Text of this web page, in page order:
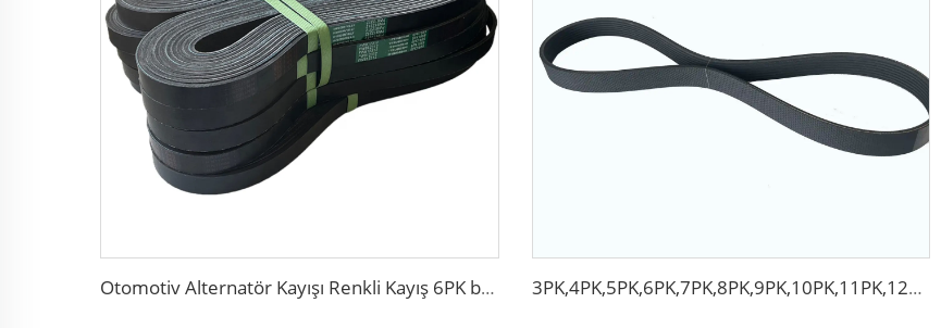
Otomotiv Alternatör Kayışı Renkli Kayış 6PK boyutu 3PK,4PK,5PK,6PK,7PK,8PK,9PK,10PK,11PK,12PK KASNAK V Dişli Kayış PEUGEOT için